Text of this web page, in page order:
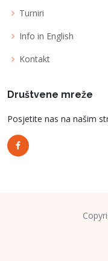
Turniri
Info in English
Kontakt
Društvene mreže
Posjetite nas na našim